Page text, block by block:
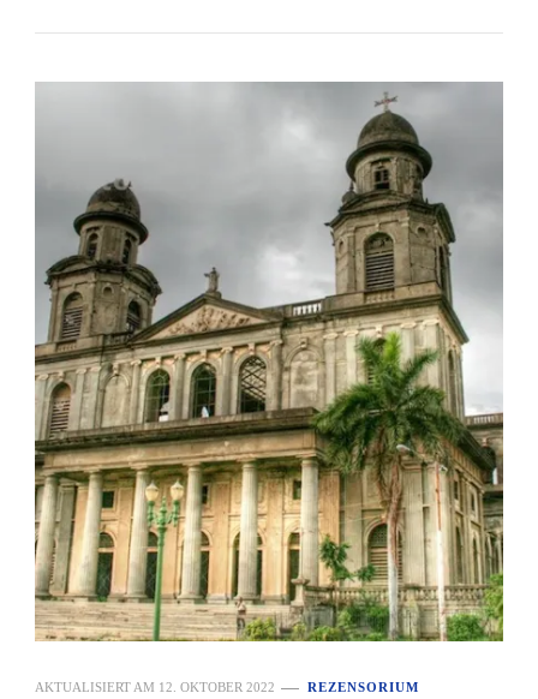
AKTUALISIERT AM 12. OKTOBER 2022 REZENSORIUM